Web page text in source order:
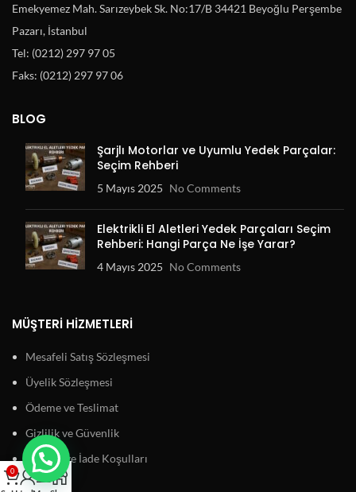
Emekyemez Mah. Sarızeybek Sk. No:17/B 34421 Beyoğlu Perşembe
Pazarı, İstanbul
Tel: (0212) 297 97 05
Faks: (0212) 297 97 06
BLOG
Şarjlı Motorlar ve Uyumlu Yedek Parçalar:
Seçim Rehberi
5 Mayıs 2025 No Comments
Elektrikli El Aletleri Yedek Parçaları Seçim
Rehberi: Hangi Parça Ne İşe Yarar?
4 Mayıs 2025 No Comments
MÜŞTERI HIZMETLERI
Mesafeli Satış Sözleşmesi
Üyelik Sözleşmesi
Ödeme ve Teslimat
Gizlilik ve Güvenlik
Garanti ve İade Koşulları
0